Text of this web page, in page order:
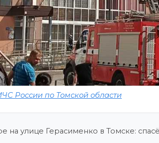
России по Томской области
на улице Герасименко в Томске: